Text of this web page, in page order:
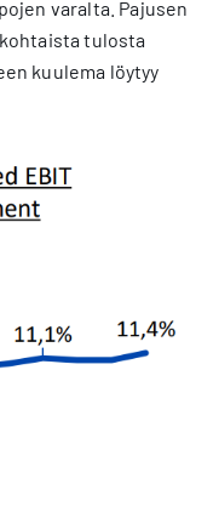
varalta. Pajusen
tulosta
kuulema löytyy